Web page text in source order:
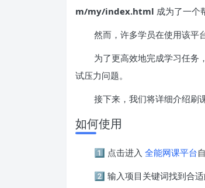
m/my/index.html 成为了一个
然而，许多学员在使用该平
为了更高效地完成学习任务
试压力问题。
接下来，我们将详细介绍刷
如何使用
1️⃣ 点击进入 全能网课平台
2️⃣ 输入项目关键词找到合适